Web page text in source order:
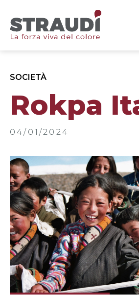
SOCIETÀ
Rokpa
04/01/2024